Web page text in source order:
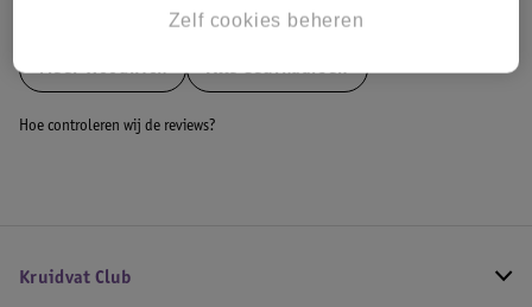
MeerWoodwick Alle Geurkaarsen
Hoe controleren wij de reviews?
Kruidvat Club
Zelf cookies beheren